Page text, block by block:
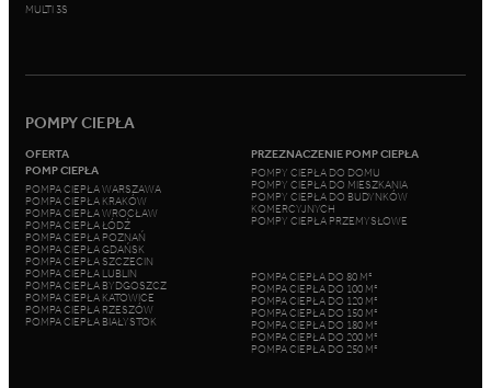
MULTI 3S
POMPY CIEPŁA
OFERTA
POMP CIEPŁA
POMPA CIEPŁA WARSZAWA
POMPA CIEPŁA KRAKÓW
POMPA CIEPŁA WROCŁAW
POMPA CIEPŁA ŁÓDŹ
POMPA CIEPŁA POZNAŃ
POMPA CIEPŁA GDAŃSK
POMPA CIEPŁA SZCZECIN
POMPA CIEPŁA LUBLIN
POMPA CIEPŁA BYDGOSZCZ
POMPA CIEPŁA KATOWICE
POMPA CIEPŁA RZESZÓW
POMPA CIEPŁA BIAŁYSTOK
PRZEZNACZENIE POMP CIEPŁA
POMPY CIEPŁA DO DOMU
POMPY CIEPŁA DO MIESZKANIA
POMPY CIEPŁA DO BUDYNKÓW
KOMERCYJNYCH
POMPY CIEPŁA PRZEMYSŁOWE
POMPA CIEPŁA DO 80 M²
POMPA CIEPŁA DO 100 M²
POMPA CIEPŁA DO 120 M²
POMPA CIEPŁA DO 150 M²
POMPA CIEPŁA DO 180 M²
POMPA CIEPŁA DO 200 M²
POMPA CIEPŁA DO 250 M²